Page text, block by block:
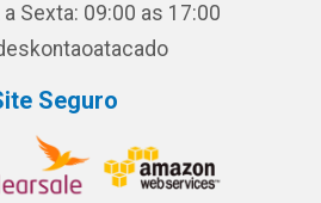
Sexta: 09:00 as 17:00
Seguro